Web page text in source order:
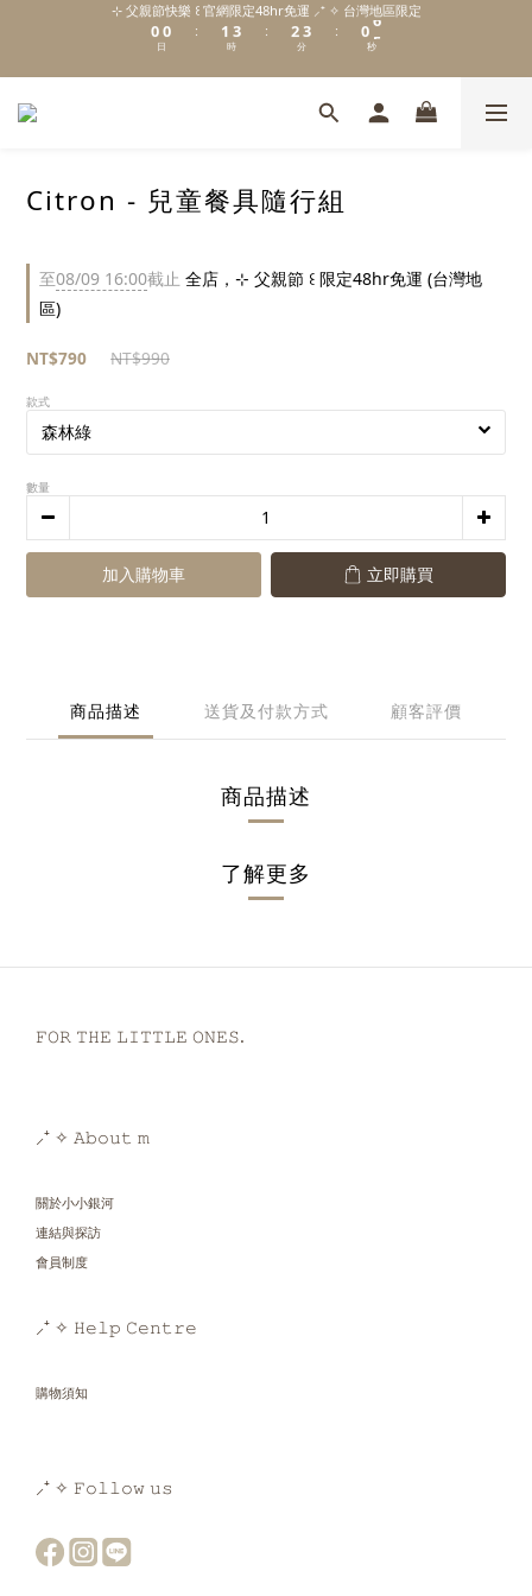
\ Welcome to 𝙻𝚒𝚝𝚝𝚕𝚎 𝙼𝚒𝚕𝚔𝚢 𝚆𝚊𝚢  ✨ For the Little Ones. /
00
日
:
1
0
3
2
時
:
2
1
3
2
分
:
05
4
1
0
秒
Citron - 兒童餐具隨行組
至08/09 16:00截止 全店，⊹ 父親節 ꒰ 限定48hr免運 (台灣地
區)
NT$990
NT$790
款式
數量
加入購物車 立即購買
商品描述 送貨及付款方式 顧客評價
商品描述
了解更多
𝙵𝙾𝚁 𝚃𝙷𝙴 𝙻𝙸𝚃𝚃𝙻𝙴 𝙾𝙽𝙴𝚂.
⸝⁺ ✧ 𝙰𝚋𝚘𝚞𝚝 𝚖
關於小小銀河
連結與探訪
會員制度
⸝⁺ ✧ 𝙷𝚎𝚕𝚙 𝙲𝚎𝚗𝚝𝚛𝚎
購物須知
⸝⁺ ✧ 𝙵𝚘𝚕𝚕𝚘𝚠 𝚞𝚜